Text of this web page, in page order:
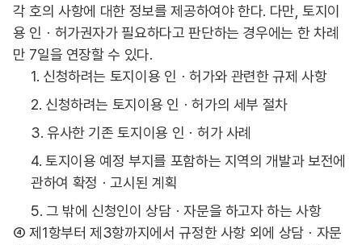
각 호의 사항에 대한 정보를 제공하여야 한다. 다만, 토지이
용 인ㆍ허가권자가 필요하다고 판단하는 경우에는 한 차례
만 7일을 연장할 수 있다.
1. 신청하려는 토지이용 인ㆍ허가와 관련한 규제 사항
2. 신청하려는 토지이용 인ㆍ허가의 세부 절차
3. 유사한 기존 토지이용 인ㆍ허가 사례
4. 토지이용 예정 부지를 포함하는 지역의 개발과 보전에
관하여 확정ㆍ고시된 계획
5. 그 밖에 신청인이 상담ㆍ자문을 하고자 하는 사항
④ 제1항부터 제3항까지에서 규정한 사항 외에 상담ㆍ자문